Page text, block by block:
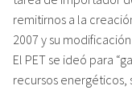
remitirnos a la
2007 y su
El PET se ideó para
recursos